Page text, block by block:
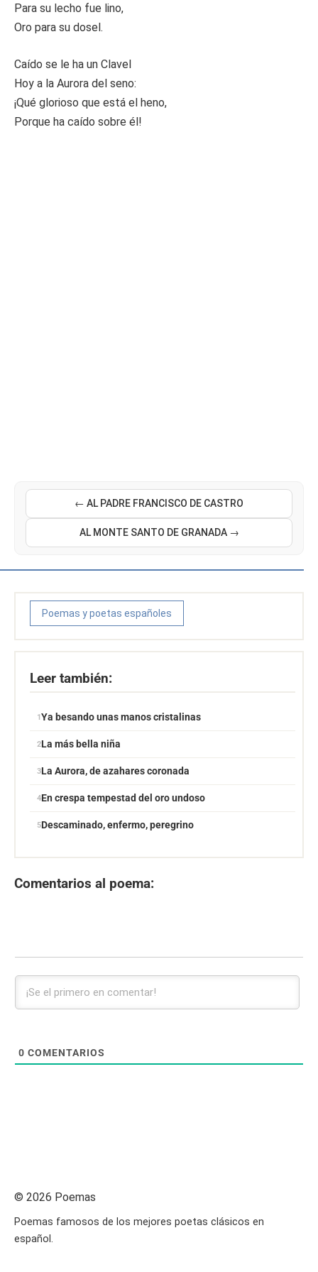
Para su lecho fue lino,
Oro para su dosel.
Caído se le ha un Clavel
Hoy a la Aurora del seno:
¡Qué glorioso que está el heno,
Porque ha caído sobre él!
← AL PADRE FRANCISCO DE CASTRO
AL MONTE SANTO DE GRANADA →
Poemas y poetas españoles
Leer también:
Ya besando unas manos cristalinas
La más bella niña
La Aurora, de azahares coronada
En crespa tempestad del oro undoso
Descaminado, enfermo, peregrino
Comentarios al poema:
0 COMENTARIOS
© 2026 Poemas
Poemas famosos de los mejores poetas clásicos en
español.